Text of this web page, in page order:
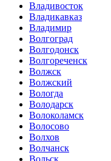
Владивосток
Владикавказ
Владимир
Волгоград
Волгодонск
Волгореченск
Волжск
Волжский
Вологда
Володарск
Волоколамск
Волосово
Волхов
Волчанск
Вольск